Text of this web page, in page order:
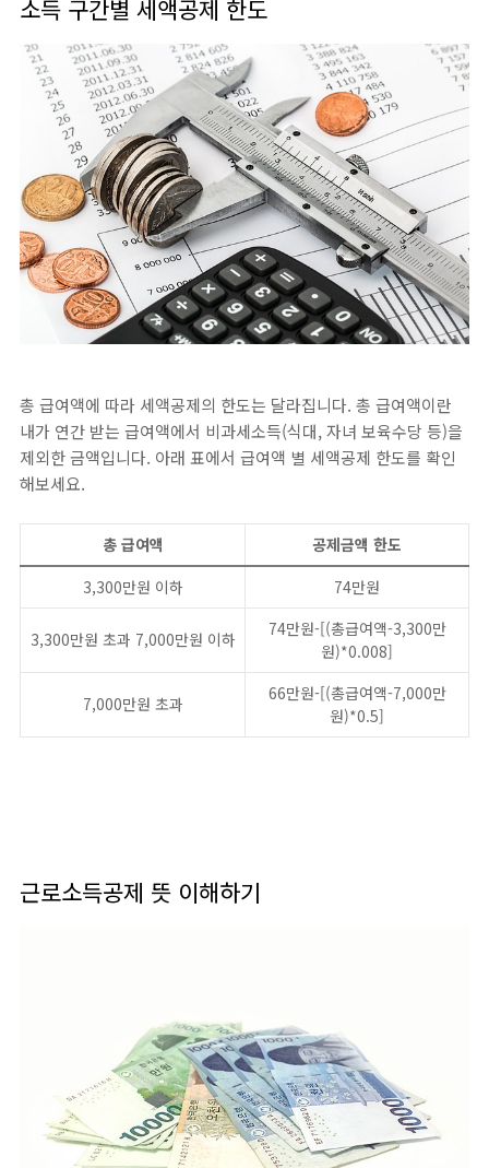
소득 구간별 세액공제 한도
총 급여액에 따라 세액공제의 한도는 달라집니다. 총 급여액이란
내가 연간 받는 급여액에서 비과세소득(식대, 자녀 보육수당 등)을
제외한 금액입니다. 아래 표에서 급여액 별 세액공제 한도를 확인
해보세요.
총 급여액
공제금액 한도
3,300만원 이하
74만원
3,300만원 초과 7,000만원 이하
74만원-[(총급여액-3,300만
원)*0.008]
7,000만원 초과
66만원-[(총급여액-7,000만
원)*0.5]
근로소득공제 뜻 이해하기